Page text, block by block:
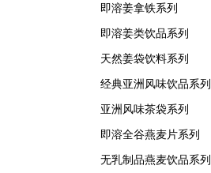
即溶姜拿铁系列
即溶姜类饮品系列
天然姜袋饮料系列
经典亚洲风味饮品系列
亚洲风味茶袋系列
即溶全谷燕麦片系列
无乳制品燕麦饮品系列